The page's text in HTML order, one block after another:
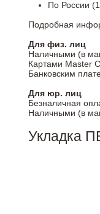
По России
Подробная
Для физ. лиц
Наличными (в
Картами Master
Банковским
Для юр. лиц
Безналичная
Наличными (в
Укладка